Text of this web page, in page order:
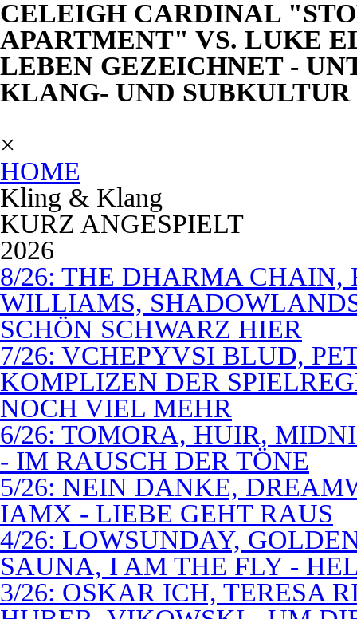
CELEIGH CARDINAL
APARTMENT" VS. LUKE
LEBEN GEZEICHNET -
KLANG- UND SUBKULTUR
×
HOME
Kling & Klang
KURZ ANGESPIELT
2026
8/26: THE DHARMA CHAIN,
WILLIAMS,
SCHÖN SCHWARZ HIER
7/26: VCHEPYVSI BLUD,
KOMPLIZEN DER
NOCH VIEL MEHR
6/26: TOMORA, HUIR,
- IM RAUSCH DER TÖNE
5/26: NEIN DANKE,
IAMX - LIEBE GEHT RAUS
4/26: LOWSUNDAY,
SAUNA, I AM THE FLY -
3/26: OSKAR ICH, TERESA